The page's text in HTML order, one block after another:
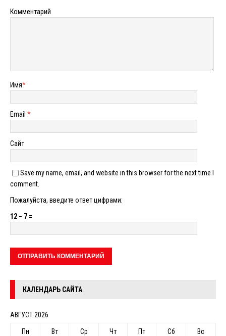
Комментарий
Имя*
Email *
Сайт
Save my name, email, and website in this browser for the next time I
comment.
Пожалуйста, введите ответ цифрами:
12 − 7 =
КАЛЕНДАРЬ САЙТА
АВГУСТ 2026
Пн Вт Ср Чт Пт Сб Вс